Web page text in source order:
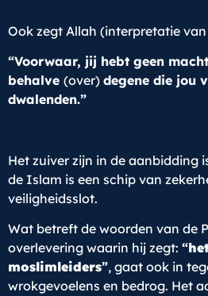
Ook zegt Allah (interpretatie
“Voorwaar, jij hebt geen
behalve (over) degene die jou
dwalenden.”
Het zuiver zijn in de aanbidding
de Islam is een schip van
veiligheidsslot.
Wat betreft de woorden van de
overlevering waarin hij zegt: “
moslimleiders”, gaat ook in
wrokgevoelens en bedrog. Het